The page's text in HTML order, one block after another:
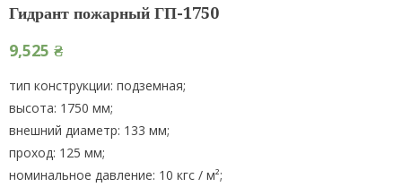
Гидрант пожарный ГП-1750
9,525 ₴
тип конструкции: подземная;
высота: 1750 мм;
внешний диаметр: 133 мм;
проход: 125 мм;
номинальное давление: 10 кгс / м²;